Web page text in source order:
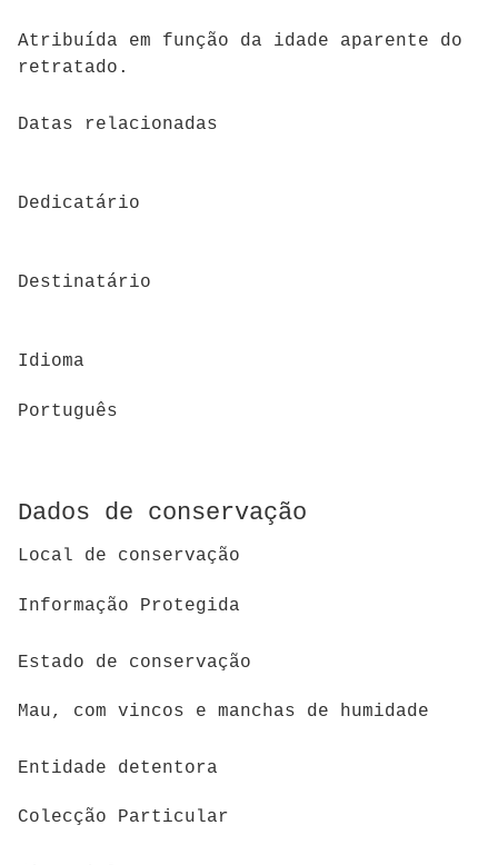
Atribuída em função da idade aparente do
retratado.
Datas relacionadas
Dedicatário
Destinatário
Idioma
Português
Dados de conservação
Local de conservação
Informação Protegida
Estado de conservação
Mau, com vincos e manchas de humidade
Entidade detentora
Colecção Particular